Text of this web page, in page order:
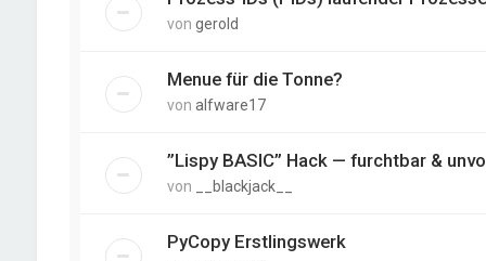
von gerold
Menue für die Tonne?
von alfware17
”Lispy BASIC” Hack — furchtbar &
von __blackjack__
PyCopy Erstlingswerk